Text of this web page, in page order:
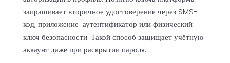
запрашивает вторичное удостоверение через SMS-
код, приложение-аутентификатор или физический
ключ безопасности. Такой способ защищает учётную
аккаунт даже при раскрытии пароля.